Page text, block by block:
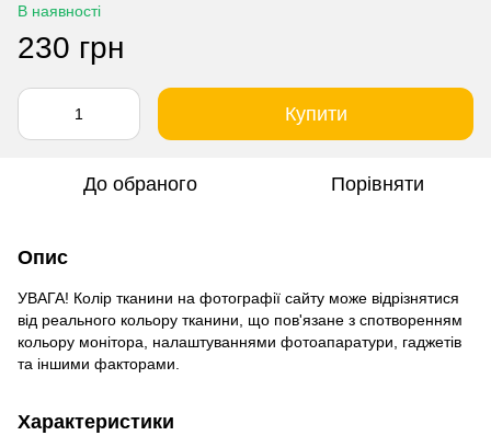
В наявності
230 грн
Купити
До обраного Порівняти
Опис
УВАГА! Колір тканини на фотографії сайту може відрізнятися
від реального кольору тканини, що пов'язане з спотворенням
кольору монітора, налаштуваннями фотоапаратури, гаджетів
та іншими факторами.
Характеристики